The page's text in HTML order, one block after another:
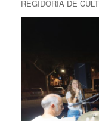
REGIDORIA DE